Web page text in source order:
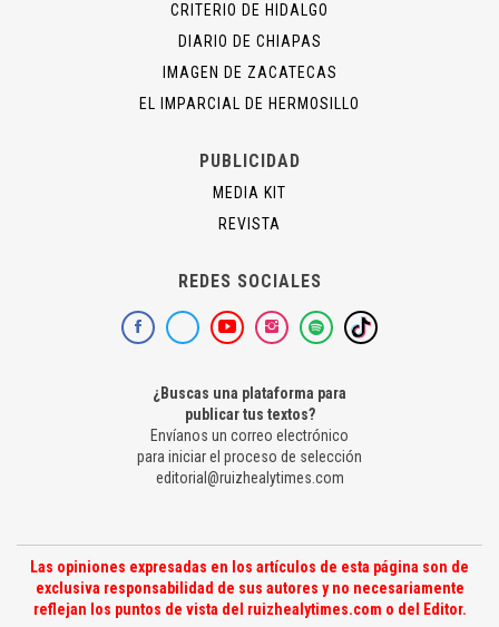
CRITERIO DE HIDALGO
DIARIO DE CHIAPAS
IMAGEN DE ZACATECAS
EL IMPARCIAL DE HERMOSILLO
PUBLICIDAD
MEDIA KIT
REVISTA
REDES SOCIALES
¿Buscas una plataforma para
publicar tus textos?
Envíanos un correo electrónico
para iniciar el proceso de selección
editorial@ruizhealytimes.com
Las opiniones expresadas en los artículos de esta página son de
exclusiva responsabilidad de sus autores y no necesariamente
reflejan los puntos de vista del ruizhealytimes.com o del Editor.